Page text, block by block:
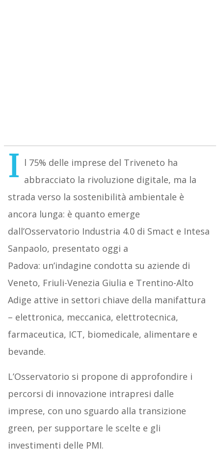
I l 75% delle imprese del Triveneto ha
abbracciato la rivoluzione digitale, ma la
strada verso la sostenibilità ambientale è
ancora lunga: è quanto emerge
dall’Osservatorio Industria 4.0 di Smact e Intesa
Sanpaolo, presentato oggi a
Padova: un’indagine condotta su aziende di
Veneto, Friuli-Venezia Giulia e Trentino-Alto
Adige attive in settori chiave della manifattura
– elettronica, meccanica, elettrotecnica,
farmaceutica, ICT, biomedicale, alimentare e
bevande.
L’Osservatorio si propone di approfondire i
percorsi di innovazione intrapresi dalle
imprese, con uno sguardo alla transizione
green, per supportare le scelte e gli
investimenti delle PMI.